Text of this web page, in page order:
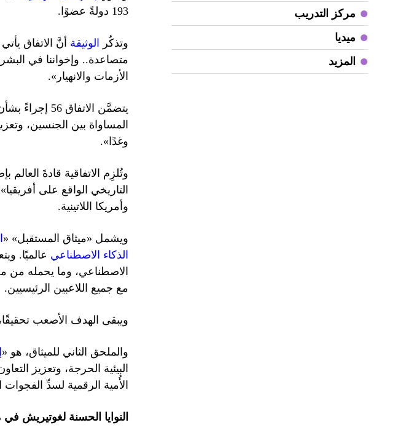
مركز التدريب
ميديا
المزيد
193 دولةً عضوًا.
وتذكُر الوثيقة أنَّ الاتفاق
متصاعدة.. وإخواننا في
الأزمات والانهيار».
يتضمَّن
المساواة بين الجنسين،
وغدًا».
التاريخي الواقع على
وأمريكا اللاتينية.
ويشمل «ميثاق المستقبل» «
الذكاء الاصطناعي عالميًا.
الاصطناعي، وما يحمله من
مع جميع اللاعبين الرئيسيين.
ويبقى الهدف الأصعب تحقيقًا، هو إصلاح
والملحق الثاني للميثاق، هو «
البيئية الحرجة، وتعزيز
الأُمية الرقمية لسدِّ الفجوات
النوايا الحسنة لغوتيريش